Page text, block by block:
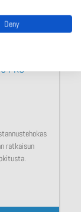
PRO
ratkaisun
Deny